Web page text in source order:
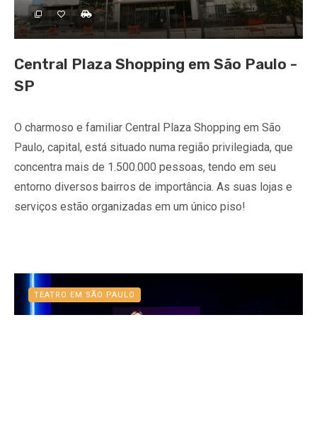
Central Plaza Shopping em São Paulo -
SP
O charmoso e familiar Central Plaza Shopping em São
Paulo, capital, está situado numa região privilegiada, que
concentra mais de 1.500.000 pessoas, tendo em seu
entorno diversos bairros de importância. As suas lojas e
serviços estão organizadas em um único piso!
TEATRO EM SÃO PAULO